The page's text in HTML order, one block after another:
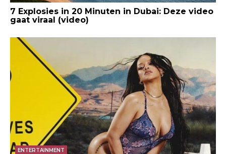
7 Explosies in 20 Minuten in Dubai: Deze video
gaat viraal (video)
ENTERTAINMENT